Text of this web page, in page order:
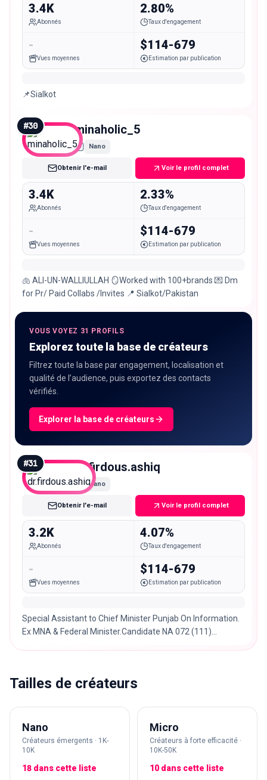
3.4K
Abonnés
2.80%
Taux d'engagement
-
Vues moyennes
$114-679
Estimation par publication
📌Sialkot
#30 minaholic_5
Nano
Obtenir l'e-mail Voir le profil complet
3.4K
Abonnés
2.33%
Taux d'engagement
-
Vues moyennes
$114-679
Estimation par publication
🫁 ALI-UN-WALLIULLAH 🪞Worked with 100+brands 💌 Dm
for Pr/ Paid Collabs /Invites 📍 Sialkot/Pakistan
VOUS VOYEZ 31 PROFILS
Explorez toute la base de créateurs
Filtrez toute la base par engagement, localisation et
qualité de l’audience, puis exportez des contacts
vérifiés.
Explorer la base de créateurs
#31 dr.firdous.ashiq
Nano
Obtenir l'e-mail Voir le profil complet
3.2K
Abonnés
4.07%
Taux d'engagement
-
Vues moyennes
$114-679
Estimation par publication
Special Assistant to Chief Minister Punjab On Information.
Ex MNA & Federal Minister.Candidate NA 072 (111)
Tailles de créateurs
Nano
Créateurs émergents · 1K-
10K
18 dans cette liste
Micro
Créateurs à forte efficacité ·
10K-50K
10 dans cette liste